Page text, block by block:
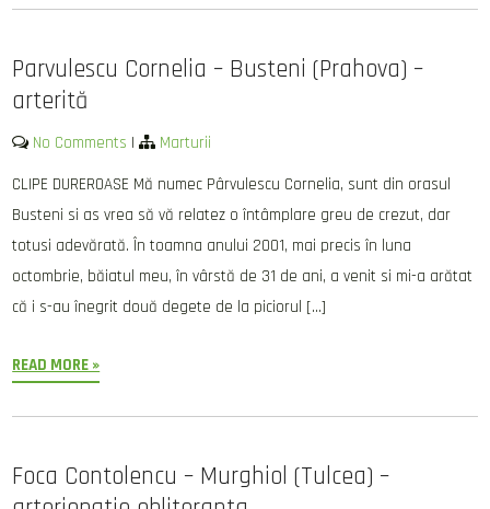
Parvulescu Cornelia – Busteni (Prahova) –
arterită
No Comments |
Marturii
CLIPE DUREROASE Mă numec Pârvulescu Cornelia, sunt din orasul
Busteni si as vrea să vă relatez o întâmplare greu de crezut, dar
totusi adevărată. În toamna anului 2001, mai precis în luna
octombrie, băiatul meu, în vârstă de 31 de ani, a venit si mi-a arătat
că i s-au înegrit două degete de la piciorul […]
READ MORE »
Foca Contolencu – Murghiol (Tulcea) –